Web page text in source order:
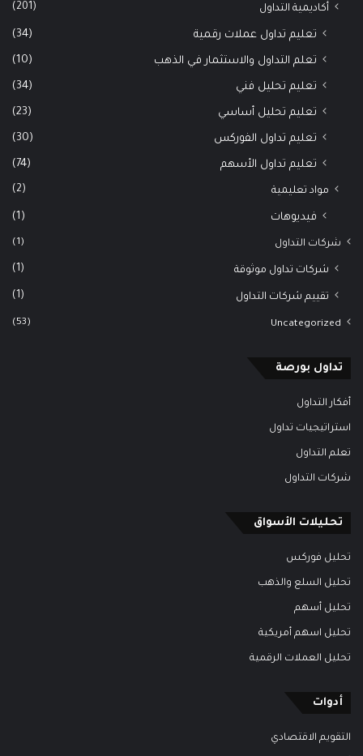
أكاديمية التداول (201)
تعليم تداول عملات رقمية (34)
تعلم التداول والاستثمار في الذهب (10)
تعليم تحليل فني (34)
تعليم تحليل أساسي (23)
تعليم تداول الفوركس (30)
تعليم تداول الأسهم (74)
مواد تعليمية (2)
فيديوهات (1)
شركات التداول (1)
شركات تداول موثوقة (1)
تقييم شركات التداول (1)
Uncategorized
(53)
تداول بورصة
أفكار التداول
استراتيجيات تداول
تعلم التداول
شركات التداول
تحليلات الأسواق
تحليل فوركس
تحليل السلع والذهب
تحليل أسهم
تحليل اسهم أمريكية
تحليل العملات الرقمية
أدوات
التقويم الاقتصادي